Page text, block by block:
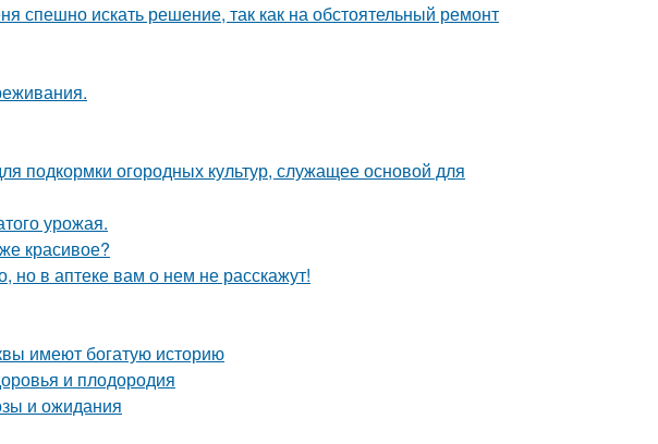
спешно искать решение, так как на обстоятельный ремонт
подкормки огородных культур, служащее основой для
урожая.
красивое?
но в аптеке вам о нем не расскажут!
имеют богатую историю
и плодородия
и ожидания